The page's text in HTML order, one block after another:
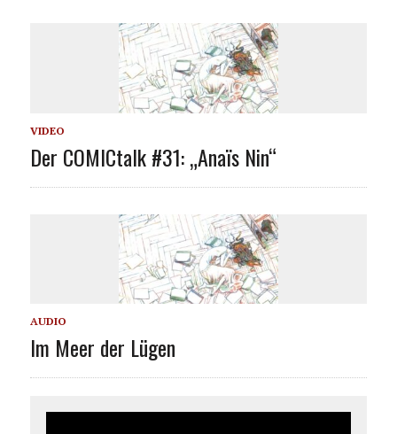
VIDEO
Der COMICtalk #31: „Anaïs Nin“
AUDIO
Im Meer der Lügen